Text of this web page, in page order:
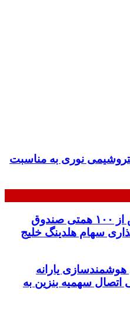
نوری به مناسبت
پیگیری جبران زیان بیش از ۱۰۰ همتی صندوق
سهام هلدینگ خلیج
یارانه
سهمیه بنزین به